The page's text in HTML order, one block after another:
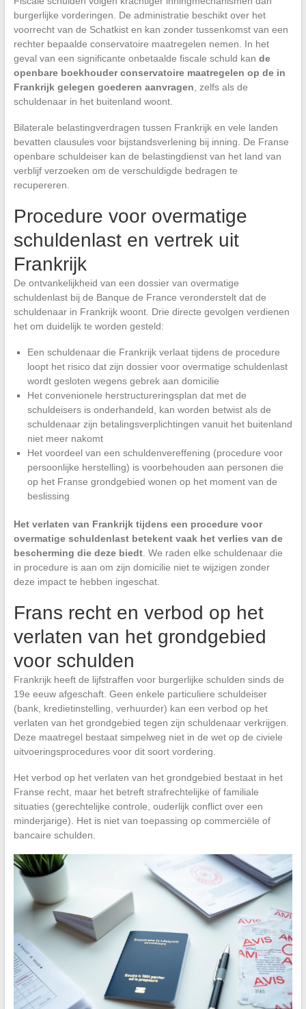
burgerlijke vorderingen. De administratie beschikt over het
voorrecht van de Schatkist en kan zonder tussenkomst van een
rechter bepaalde conservatoire maatregelen nemen. In het
geval van een significante onbetaalde fiscale schuld kan de
openbare boekhouder conservatoire maatregelen op de in
Frankrijk gelegen goederen aanvragen , zelfs als de
schuldenaar in het buitenland woont.
Bilaterale belastingverdragen tussen Frankrijk en vele landen
bevatten clausules voor bijstandsverlening bij inning. De Franse
openbare schuldeiser kan de belastingdienst van het land van
verblijf verzoeken om de verschuldigde bedragen te
recupereren.
Procedure voor overmatige
schuldenlast en vertrek uit
Frankrijk
De ontvankelijkheid van een dossier van overmatige
schuldenlast bij de Banque de France veronderstelt dat de
schuldenaar in Frankrijk woont. Drie directe gevolgen verdienen
het om duidelijk te worden gesteld:
Een schuldenaar die Frankrijk verlaat tijdens de procedure
loopt het risico dat zijn dossier voor overmatige schuldenlast
wordt gesloten wegens gebrek aan domicilie
Het convenionele herstructureringsplan dat met de
schuldeisers is onderhandeld, kan worden betwist als de
schuldenaar zijn betalingsverplichtingen vanuit het buitenland
niet meer nakomt
Het voordeel van een schuldenvereffening (procedure voor
persoonlijke herstelling) is voorbehouden aan personen die
op het Franse grondgebied wonen op het moment van de
beslissing
Het verlaten van Frankrijk tijdens een procedure voor
overmatige schuldenlast betekent vaak het verlies van de
bescherming die deze biedt. We raden elke schuldenaar die
in procedure is aan om zijn domicilie niet te wijzigen zonder
deze impact te hebben ingeschat.
Frans recht en verbod op het
verlaten van het grondgebied
voor schulden
Frankrijk heeft de lijfstraffen voor burgerlijke schulden sinds de
19e eeuw afgeschaft. Geen enkele particuliere schuldeiser
(bank, kredietinstelling, verhuurder) kan een verbod op het
verlaten van het grondgebied tegen zijn schuldenaar verkrijgen.
Deze maatregel bestaat simpelweg niet in de wet op de civiele
uitvoeringsprocedures voor dit soort vordering.
Het verbod op het verlaten van het grondgebied bestaat in het
Franse recht, maar het betreft strafrechtelijke of familiale
situaties (gerechtelijke controle, ouderlijk conflict over een
minderjarige). Het is niet van toepassing op commerciële of
bancaire schulden.